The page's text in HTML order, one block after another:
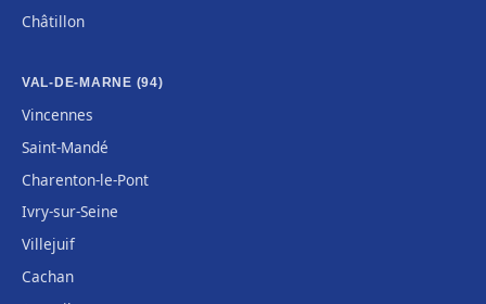
Châtillon
VAL-DE-MARNE (94)
Vincennes
Saint-Mandé
Charenton-le-Pont
Ivry-sur-Seine
Villejuif
Cachan